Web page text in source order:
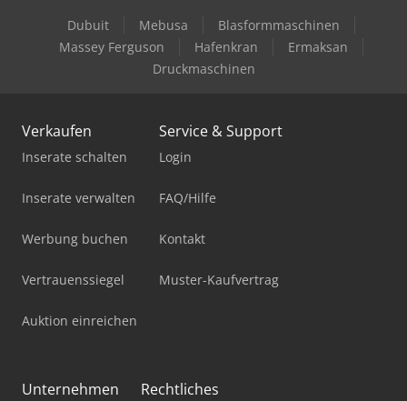
Dubuit Mebusa
Blasformmaschinen
Massey Ferguson
Hafenkran
Ermaksan
Druckmaschinen
Verkaufen
Inserate schalten
Inserate verwalten
Werbung buchen
Vertrauenssiegel
Auktion einreichen
Service & Support
Login
FAQ/Hilfe
Kontakt
Muster-Kaufvertrag
Unternehmen Rechtliches